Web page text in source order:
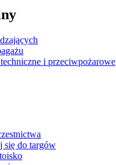
i przeciwpożarowe
się do targów